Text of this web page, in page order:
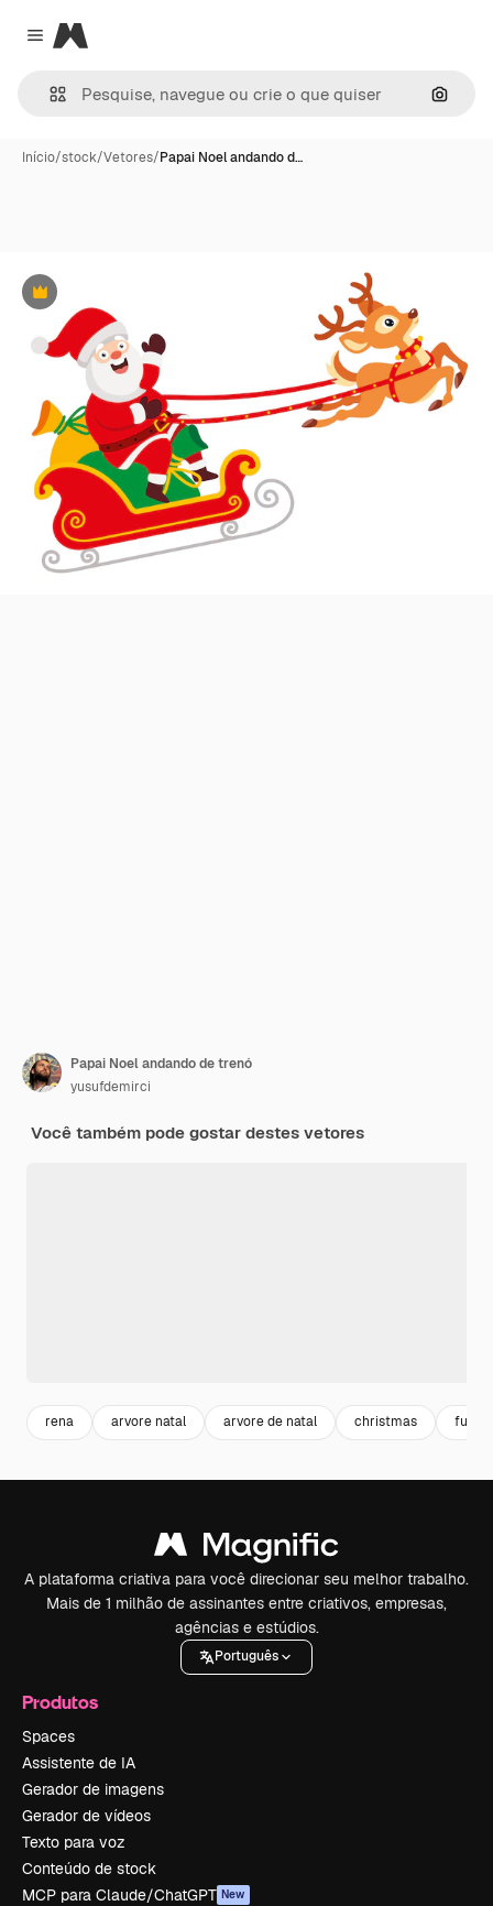
Close menu
Magnific
Início/stock/Vetores/Papai Noel andando d…
Premium
Papai Noel andando de trenó
yusufdemirci
Você também pode gostar destes vetores
rena arvore natal arvore de natal christmas
A plataforma criativa para você direcionar seu melhor trabalho.
Mais de 1 milhão de assinantes entre criativos, empresas,
agências e estúdios.
Português
Produtos
Spaces
Assistente de IA
Gerador de imagens
Gerador de vídeos
Texto para voz
Conteúdo de stock
MCP para Claude/ChatGPT New